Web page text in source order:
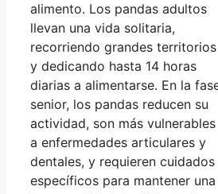
alimento. Los pandas adultos
llevan una vida solitaria,
recorriendo grandes territorios
y dedicando hasta 14 horas
diarias a alimentarse. En la
senior, los pandas reducen su
actividad, son más vulnerables
a enfermedades articulares y
dentales, y requieren cuidados
específicos para mantener una